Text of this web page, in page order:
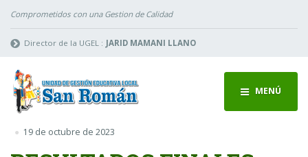
Comprometidos con una Gestion de Calidad
Director de la UGEL : JARID MAMANI LLANO
MENÚ
19 de octubre de 2023